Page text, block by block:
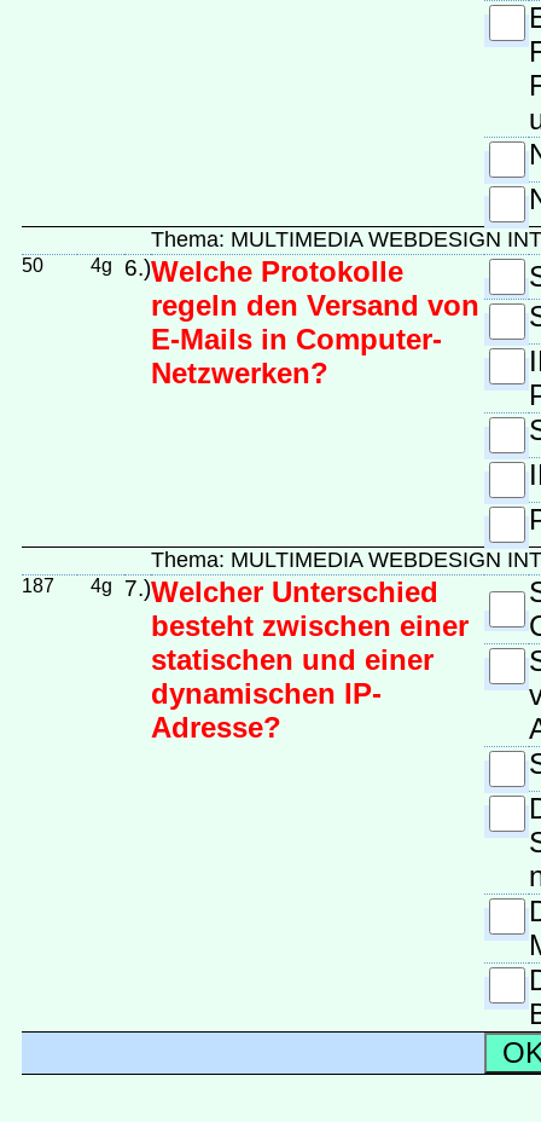
Thema: MULTIMEDIA WEBDESIGN
50 4g 6.)Welche Protokolle
regeln den Versand von
E-Mails in Computer-
Netzwerken?
Thema: MULTIMEDIA WEBDESIGN
187 4g 7.)Welcher Unterschied
besteht zwischen einer
statischen und einer
dynamischen IP-
Adresse?